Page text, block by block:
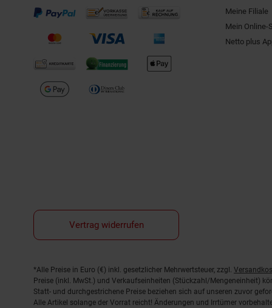
Meine Filiale
Mein Online-
Netto plus
Vertrag widerrufen
Fußnoten
*Alle Preise in Euro (€) inkl. gesetzlicher Mehrwertsteuer, zzgl.
Preise (inkl. MwSt.) und Verkaufseinheiten (Stückzahl/Mengeneinheit)
Statt- und durchgestrichene Preise beziehen sich auf unseren zuvor
Alle Artikel solange der Vorrat reicht! Änderungen und Irrtümer